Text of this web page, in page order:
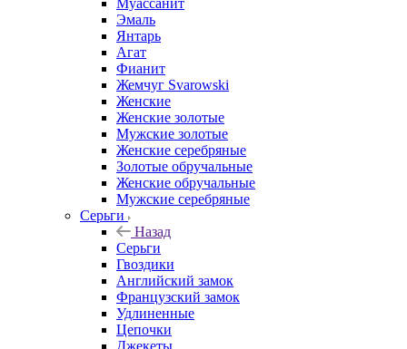
Муассанит
Эмаль
Янтарь
Агат
Фианит
Жемчуг Svarowski
Женские
Женские золотые
Мужские золотые
Женские серебряные
Золотые обручальные
Женские обручальные
Мужские серебряные
Серьги
Назад
Серьги
Гвоздики
Английский замок
Французский замок
Удлиненные
Цепочки
Джекеты